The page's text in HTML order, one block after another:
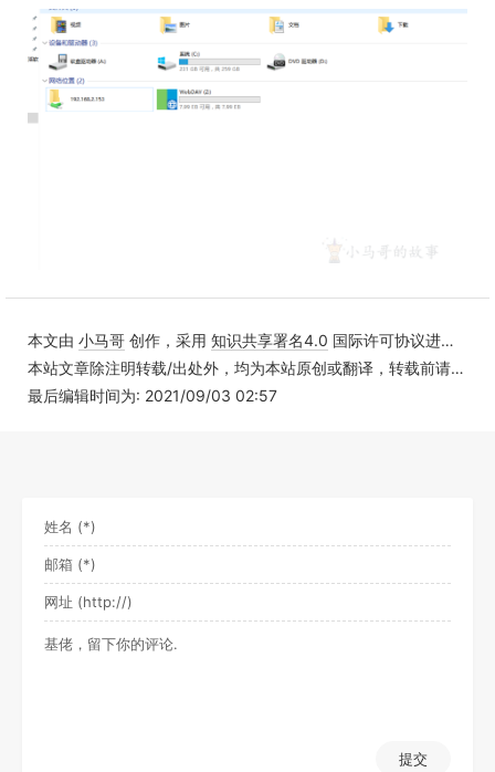
本文由 小马哥 创作，采用 知识共享署名4.0 国际许可协议进行许可
本站文章除注明转载/出处外，均为本站原创或翻译，转载前请务必署名
最后编辑时间为: 2021/09/03 02:57
提交